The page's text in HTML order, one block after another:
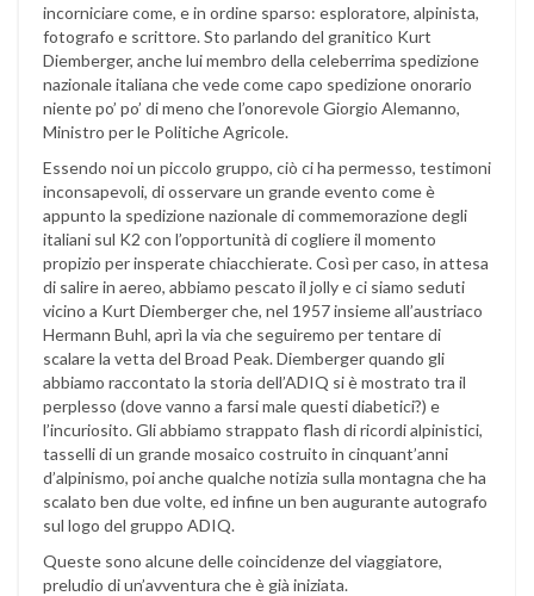
incorniciare come, e in ordine sparso: esploratore, alpinista,
fotografo e scrittore. Sto parlando del granitico Kurt
Diemberger, anche lui membro della celeberrima spedizione
nazionale italiana che vede come capo spedizione onorario
niente po’ po’ di meno che l’onorevole Giorgio Alemanno,
Ministro per le Politiche Agricole.
Essendo noi un piccolo gruppo, ciò ci ha permesso, testimoni
inconsapevoli, di osservare un grande evento come è
appunto la spedizione nazionale di commemorazione degli
italiani sul K2 con l’opportunità di cogliere il momento
propizio per insperate chiacchierate. Così per caso, in attesa
di salire in aereo, abbiamo pescato il jolly e ci siamo seduti
vicino a Kurt Diemberger che, nel 1957 insieme all’austriaco
Hermann Buhl, aprì la via che seguiremo per tentare di
scalare la vetta del Broad Peak. Diemberger quando gli
abbiamo raccontato la storia dell’ADIQ si è mostrato tra il
perplesso (dove vanno a farsi male questi diabetici?) e
l’incuriosito. Gli abbiamo strappato flash di ricordi alpinistici,
tasselli di un grande mosaico costruito in cinquant’anni
d’alpinismo, poi anche qualche notizia sulla montagna che ha
scalato ben due volte, ed infine un ben augurante autografo
sul logo del gruppo ADIQ.
Queste sono alcune delle coincidenze del viaggiatore,
preludio di un’avventura che è già iniziata.